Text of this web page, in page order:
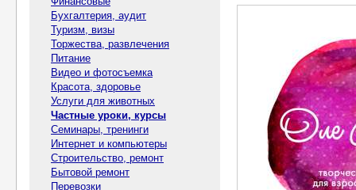
Бухгалтерия, аудит
Туризм, визы
Торжества, развлечения
Питание
Видео и фотосъемка
Красота, здоровье
Услуги для животных
Частные уроки, курсы
Семинары, тренинги
Интернет и компьютеры
Строительство, ремонт
Бытовой ремонт
Перевозки